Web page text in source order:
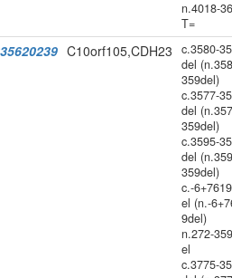
n.4018-
T=
C10orf105,CDH23
c.3580-
del
359del)
c.3577-
del
359del)
c.3595-
del
359del)
c.-
el (n.-
9del)
n.272-
el
c.3775-